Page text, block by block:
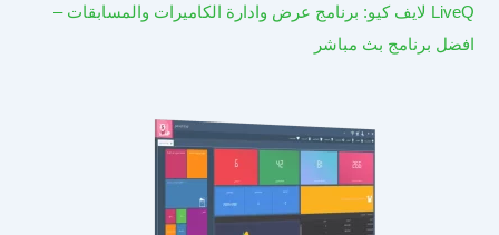
LiveQ لايف كيو: برنامج عرض وادارة الكاميرات والمسابقات –
افضل برنامج بث مباشر